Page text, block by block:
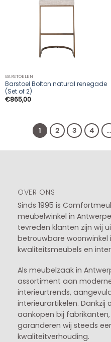
BARSTOELEN
Barstoel Bolton natural renegade
(Set of 2)
€865,00
1 2 3 4 …
OVER ONS
Sinds 1995 is
meubelwinkel in
tevreden klanten zijn wij
betrouwbare woonwinkel
kwaliteitsmeubels en
Als meubelzaak in
assortiment aan
interieurtrends,
interieurartikelen. Dankzij
aankopen bij
garanderen wij steeds
kwaliteitverhouding.